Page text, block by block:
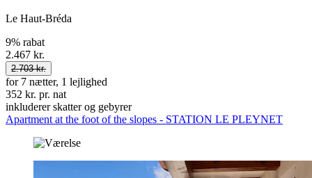
Le Haut-Bréda
9% rabat
2.467 kr.
2.703 kr.
for 7 nætter, 1 lejlighed
352 kr. pr. nat
inkluderer skatter og gebyrer
Apartment at the foot of the slopes - STATION LE PLEYNET